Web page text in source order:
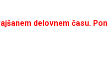
delovnem času.